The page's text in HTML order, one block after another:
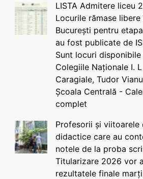
LISTA Admitere liceu
Locurile rămase libere
București pentru
au fost publicate de
Sunt locuri disponibile
Colegiile Naționale I. L
Caragiale, Tudor
Școala Centrală -
complet
Profesorii și viitoarele
didactice care au
notele de la proba
Titularizare 2026 vor
rezultatele finale